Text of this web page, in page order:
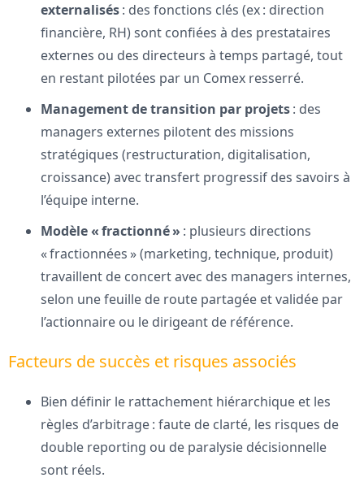
externalisés: des fonctions clés (ex : direction
financière, RH) sont confiées à des prestataires
externes ou des directeurs à temps partagé, tout
en restant pilotées par un Comex resserré.
Management de transition par projets: des
managers externes pilotent des missions
stratégiques (restructuration, digitalisation,
croissance) avec transfert progressif des savoirs à
l’équipe interne.
Modèle « fractionné » : plusieurs directions
« fractionnées » (marketing, technique, produit)
travaillent de concert avec des managers internes,
selon une feuille de route partagée et validée par
l’actionnaire ou le dirigeant de référence.
Facteurs de succès et risques associés
Bien définir le rattachement hiérarchique et les
règles d’arbitrage : faute de clarté, les risques de
double reporting ou de paralysie décisionnelle
sont réels.